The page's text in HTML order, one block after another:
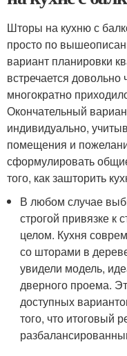
Шторы на кухню с
просто по
вариант планировки
встречается
многократно
Окончательный
индивидуально,
помещения и
сформулировать
того, как зашторить
В любом случае
строгой привязке к
целом. Кухня
со шторами в
увидели модель,
дверного проема.
доступных
того, что итоговый